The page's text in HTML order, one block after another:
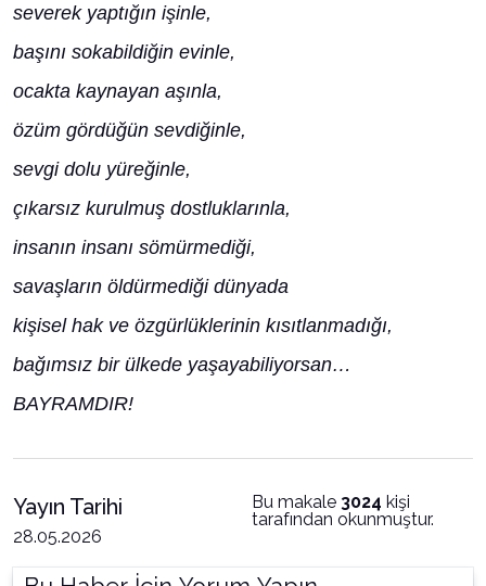
severek yaptığın işinle,
başını sokabildiğin evinle,
ocakta kaynayan aşınla,
özüm gördüğün sevdiğinle,
sevgi dolu yüreğinle,
çıkarsız kurulmuş dostluklarınla,
insanın insanı sömürmediği,
savaşların öldürmediği dünyada
kişisel hak ve özgürlüklerinin kısıtlanmadığı,
bağımsız bir ülkede yaşayabiliyorsan…
BAYRAMDIR!
Yayın Tarihi
28.05.2026
Bu makale 3024 kişi
tarafından okunmuştur.